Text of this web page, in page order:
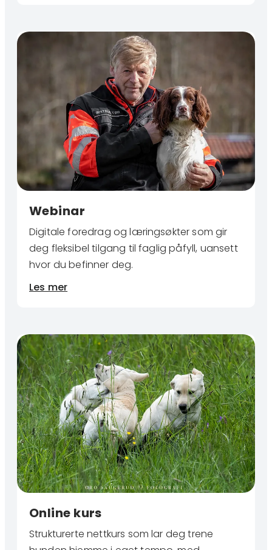
Webinar
Digitale foredrag og læringsøkter som gir
deg fleksibel tilgang til faglig påfyll, uansett
hvor du befinner deg.
Les mer
Online kurs
Strukturerte nettkurs som lar deg trene